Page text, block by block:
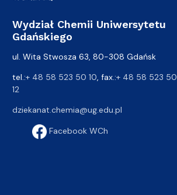
Wydział Chemii Uniwersytetu
Gdańskiego
ul. Wita Stwosza 63, 80-308 Gdańsk
tel.:+ 48 58 523 50 10 , fax.:+ 48 58 523 50
12
dziekanat.chemia@ug.edu.pl
Facebook WCh